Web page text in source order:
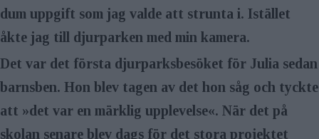
dum uppgift som jag valde att strunta i. Istället
åkte jag till djurparken med min kamera.
Det var det första djurparksbesöket för Julia sedan
barnsben. Hon blev tagen av det hon såg och tyckte
att »det var en märklig upplevelse«. När det på
skolan senare blev dags för det stora projektet